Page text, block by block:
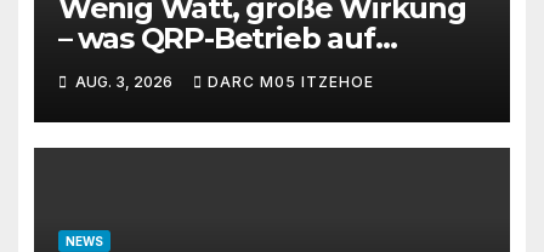
Wenig Watt, große Wirkung
– was QRP-Betrieb auf
Kurzwelle wirklich kann
AUG. 3, 2026 DARC M05 ITZEHOE
NEWS